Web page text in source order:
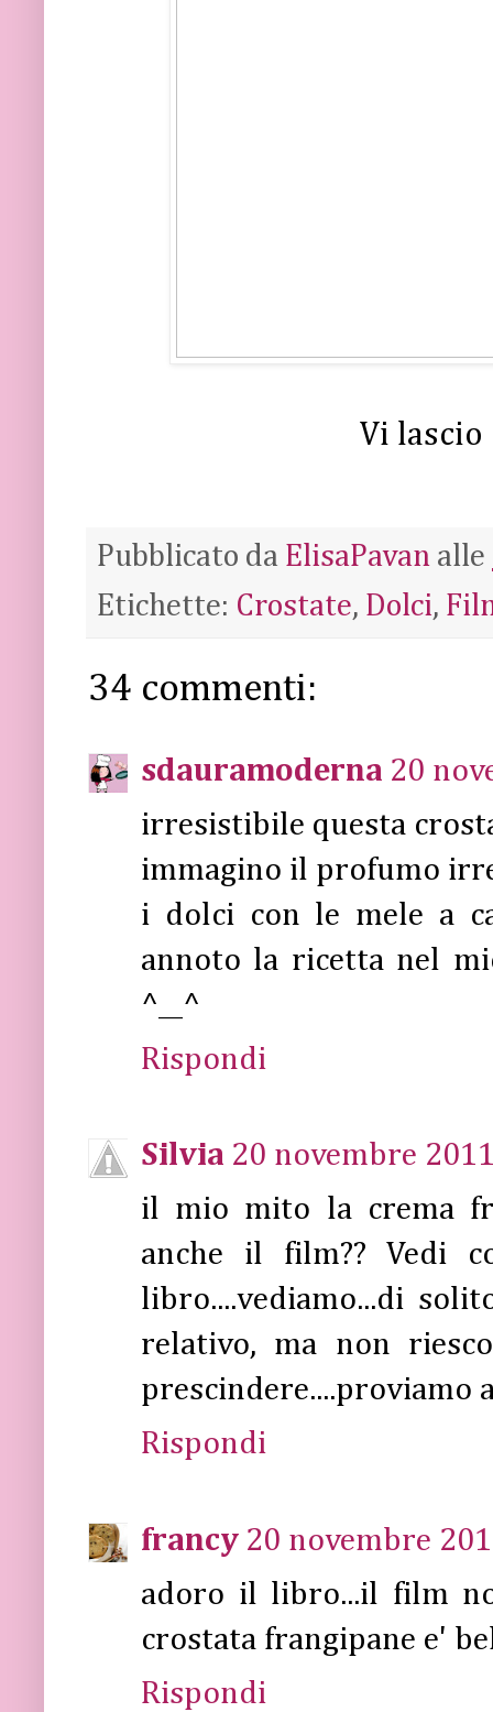
Vi
Pubblicato da ElisaPavan alle
Etichette: Crostate, Dolci,
34 commenti:
sdauramoderna 20
irresistibile questa
immagino il profumo
i dolci con le mele a
annoto la ricetta nel
^__^
Rispondi
Silvia 20 novembre
il mio mito la crema
anche il film?? Vedi
libro....vediamo...di
relativo, ma non
prescindere....proviamo
Rispondi
francy 20 novembre
adoro il libro...il film
crostata frangipane e'
Rispondi